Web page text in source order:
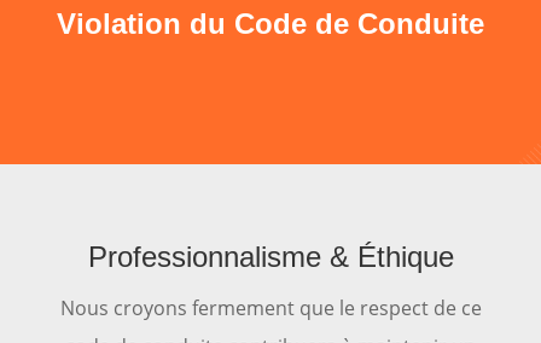
Violation du Code de Conduite
Professionnalisme & Éthique
Nous croyons fermement que le respect de ce